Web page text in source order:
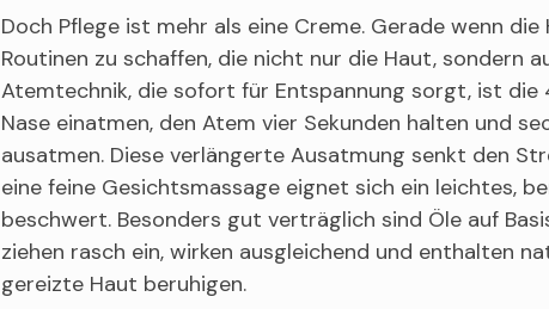
Doch Pflege ist mehr als eine Creme. Gerade wenn
Routinen zu schaffen, die nicht nur die Haut, sondern
Atemtechnik, die sofort für Entspannung sorgt, ist
Nase einatmen, den Atem vier Sekunden halten und
ausatmen. Diese verlängerte Ausatmung senkt den
eine feine Gesichtsmassage eignet sich ein leichtes,
beschwert. Besonders gut verträglich sind Öle auf
ziehen rasch ein, wirken ausgleichend und enthalten
gereizte Haut beruhigen.